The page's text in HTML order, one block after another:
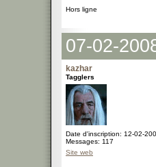
Hors ligne
07-02-
kazhar
Tagglers
Date d'inscription: 12-02-
Messages: 117
Site web